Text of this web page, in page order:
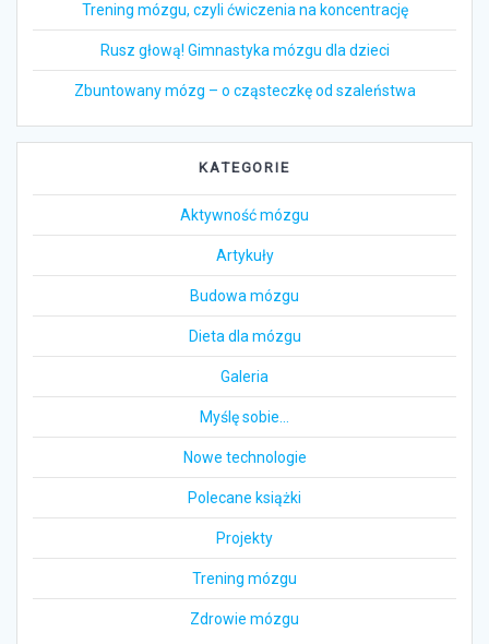
Trening mózgu, czyli ćwiczenia na koncentrację
Rusz głową! Gimnastyka mózgu dla dzieci
Zbuntowany mózg – o cząsteczkę od szaleństwa
KATEGORIE
Aktywność mózgu
Artykuły
Budowa mózgu
Dieta dla mózgu
Galeria
Myślę sobie…
Nowe technologie
Polecane książki
Projekty
Trening mózgu
Zdrowie mózgu